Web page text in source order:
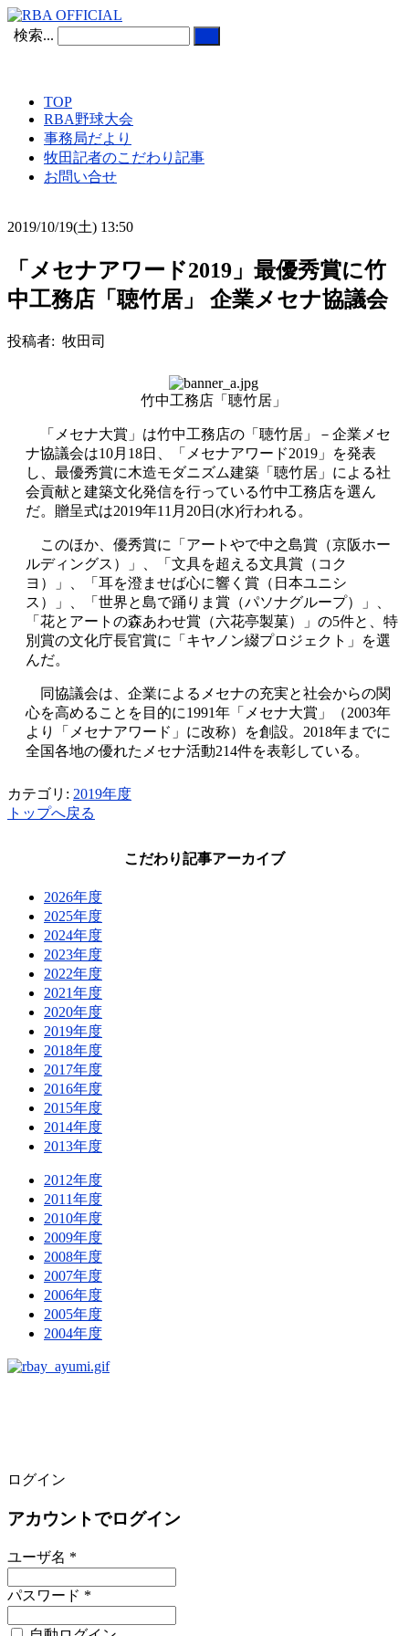
検索...
TOP
RBA野球大会
事務局だより
牧田記者のこだわり記事
お問い合せ
2019/10/19(土) 13:50
「メセナアワード2019」最優秀賞に竹
中工務店「聴竹居」 企業メセナ協議会
投稿者: 牧田司
竹中工務店「聴竹居」
「メセナ大賞」は竹中工務店の「聴竹居」－企業メセ
ナ協議会は10月18日、「メセナアワード2019」を発表
し、最優秀賞に木造モダニズム建築「聴竹居」による社
会貢献と建築文化発信を行っている竹中工務店を選ん
だ。贈呈式は2019年11月20日(水)行われる。
このほか、優秀賞に「アートやで中之島賞（京阪ホー
ルディングス）」、「文具を超える文具賞（コク
ヨ）」、「耳を澄ませば心に響く賞（日本ユニシ
ス）」、「世界と島で踊りま賞（パソナグループ）」、
「花とアートの森あわせ賞（六花亭製菓）」の5件と、特
別賞の文化庁長官賞に「キヤノン綴プロジェクト」を選
んだ。
同協議会は、企業によるメセナの充実と社会からの関
心を高めることを目的に1991年「メセナ大賞」（2003年
より「メセナアワード」に改称）を創設。2018年までに
全国各地の優れたメセナ活動214件を表彰している。
カテゴリ: 2019年度
トップへ戻る
こだわり記事アーカイブ
2026年度
2025年度
2024年度
2023年度
2022年度
2021年度
2020年度
2019年度
2018年度
2017年度
2016年度
2015年度
2014年度
2013年度
2012年度
2011年度
2010年度
2009年度
2008年度
2007年度
2006年度
2005年度
2004年度
ログイン
アカウントでログイン
ユーザ名 *
パスワード *